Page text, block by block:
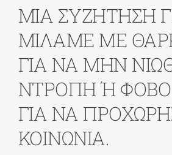
ΔΙΔΑΚΤΟΡΙΚΑ
ΠΟΛΙΤΙΣΤΙΚΟΙ ΦΟΡΕΙΣ
ΜΙΑ ΣΥΖΗΤΗΣΗ
ΜΙΛΑΜΕ ΜΕ
ΓΙΑ ΝΑ ΜΗΝ
ΝΤΡΟΠΗ Ή
ΓΙΑ ΝΑ
ΚΟΙΝΩΝΙΑ.